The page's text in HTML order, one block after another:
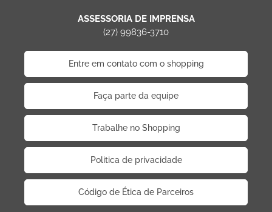
ASSESSORIA DE IMPRENSA
(27) 99836-3710
Entre em contato com o shopping
Faça parte da equipe
Trabalhe no Shopping
Politica de privacidade
Código de Ética de Parceiros